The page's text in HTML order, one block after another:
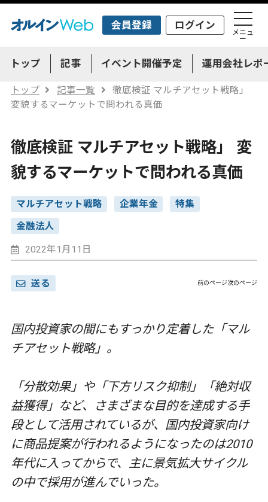
会員登録 ログイン
メニュ
ー
トップ 記事 イベント開催予定 運用会社レポ
トップ 記事一覧
徹底検証 マルチアセット戦略」
変貌するマーケットで問われる真価
徹底検証 マルチアセット戦略」 変
貌するマーケットで問われる真価
マルチアセット戦略 企業年金 特集
金融法人
2022年1月11日
送る 前のページ次のページ
国内投資家の間にもすっかり定着した「マル
チアセット戦略」。
「分散効果」や「下方リスク抑制」「絶対収
益獲得」など、さまざまな目的を達成する手
段として活用されているが、国内投資家向け
に商品提案が行われるようになったのは2010
年代に入ってからで、 主に景気拡大サイクル
の中で採用が進んでいった。